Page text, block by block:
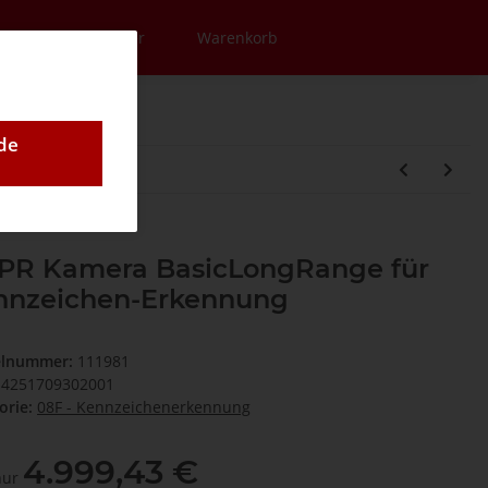
Newsletter Warenkorb
Kamera BasicLongRange für
Erkennung
111981
4251709302001
08F - Kennzeichenerkennung
4.999,43 €